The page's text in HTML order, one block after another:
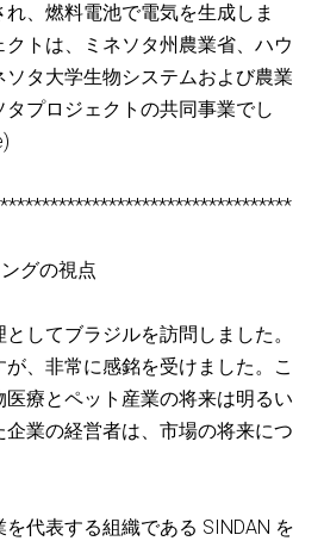
、燃料電池で電気を生成しま
トは、ミネソタ州農業省、ハウ
タ大学生物システムおよび農業
プロジェクトの共同事業でし
グの視点
してブラジルを訪問しました。
、非常に感銘を受けました。こ
療とペット産業の将来は明るい
企業の経営者は、市場の将来につ
代表する組織である SINDAN を